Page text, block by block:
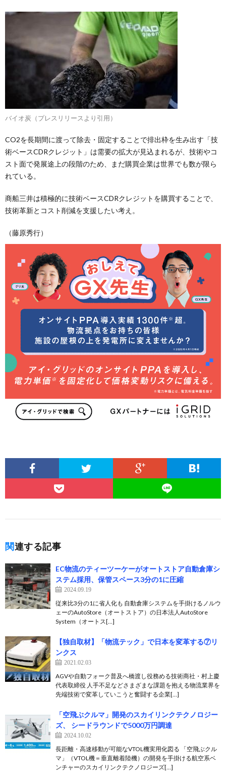
バイオ炭（プレスリリースより引用）
CO2を長期間に渡って除去・固定することで排出枠を生み出す「技
術ベースCDRクレジット」は需要の拡大が見込まれるが、技術やコ
スト面で発展途上の段階のため、まだ購買企業は世界でも数が限ら
れている。
商船三井は積極的に技術ベースCDRクレジットを購買することで、
技術革新とコスト削減を支援したい考え。
（藤原秀行）
関連する記事
EC物流のティーツーケーがオートストア自動倉庫シ
ステム採用、保管スペース3分の1に圧縮
2024.09.19
従来比3分の1に省人化も 自動倉庫システムを手掛けるノルウ
ェーのAutoStore（オートストア）の日本法人AutoStore
System（オートス[…]
【独自取材】「物流テック」で日本を変革する⑦リ
ンクス
2021.02.03
AGVや自動フォーク普及へ橋渡し役務める技術商社・村上慶
代表取締役 人手不足などさまざまな課題を抱える物流業界を
先端技術で変革していこうと奮闘する企業[…]
「空飛ぶクルマ」開発のスカイリンクテクノロジー
ズ、 シードラウンドで5000万円調達
2024.10.02
長距離・高速移動が可能なVTOL機実用化図る 「空飛ぶクル
マ」（VTOL機＝垂直離着陸機）の開発を手掛ける航空系ベ
ンチャーのスカイリンクテクノロジーズ[…]